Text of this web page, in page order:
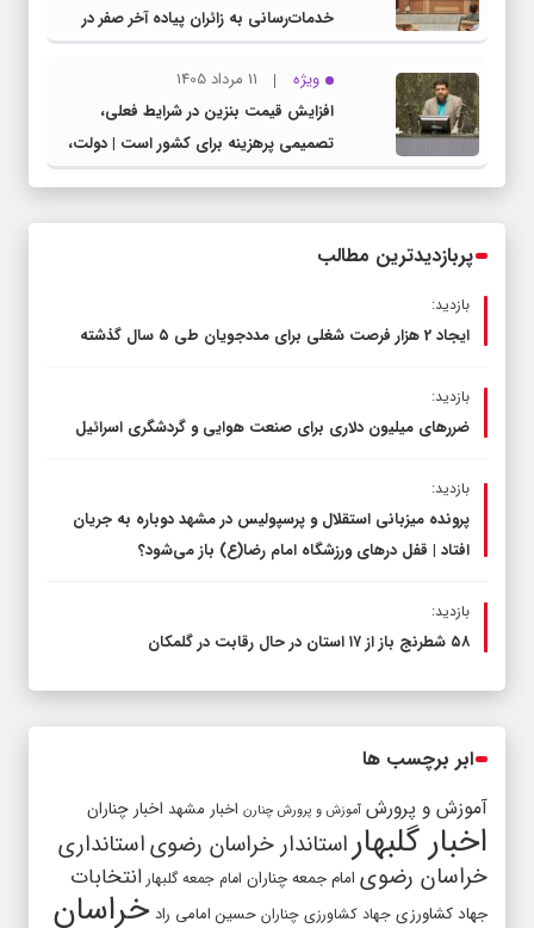
خدمات‌رسانی به زائران پیاده آخر صفر در
شهرستان چناران
ویژه
11 مرداد 1405
افزایش قیمت بنزین در شرایط فعلی،
تصمیمی پرهزینه برای کشور است | دولت،
قاچاق سوخت و عوامل اصلی ناترازی را
پربازدیدترین مطالب
بازدید:
ایجاد 2 هزار فرصت شغلی برای مددجویان طی ۵ سال گذشته
بازدید:
ضررهای میلیون دلاری برای صنعت هوایی و گردشگری اسرائیل
بازدید:
پرونده میزبانی استقلال و پرسپولیس در مشهد دوباره به جریان
افتاد | قفل در‌های ورزشگاه امام رضا(ع) باز می‌شود؟
بازدید:
۵۸ شطرنج‌ باز از ۱۷ استان در حال رقابت در گلمکان
ابر برچسب ها
آموزش و پرورش آموزش و پرورش چنارن اخبار مشهد اخبار چناران
اخبار گلبهار استاندار خراسان رضویاستانداری
خراسان رضوی امام جمعه چناران امام جمعه گلبهار انتخابات
جهاد کشاورزی جهاد کشاورزی چناران حسین امامی راد خراسان